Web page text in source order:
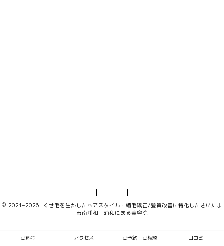
2021–2026 くせ毛を生かしたヘアスタイル・縮毛矯正/髪質改善に特化したさいたま
市南浦和・浦和にある美容院
ご料金 アクセス ご予約・ご相談 口コミ